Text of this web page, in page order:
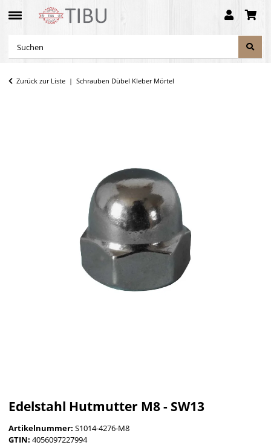
Zurück zur Liste Schrauben Dübel Kleber Mörtel
Edelstahl Hutmutter M8 - SW13
Artikelnummer: S1014-4276-M8
GTIN: 4056097227994